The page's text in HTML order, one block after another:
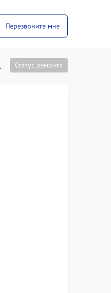
Перезвоните мне
Статус ремонта